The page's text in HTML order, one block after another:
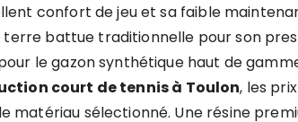
confort de jeu et sa faible
battue traditionnelle pour son
le gazon synthétique haut de
court de tennis à Toulon, les
matériau sélectionné. Une résine